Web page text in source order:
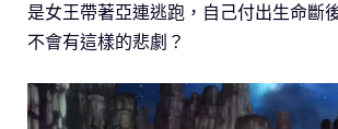
是女王帶著亞連逃跑，自己付出生命斷
不會有這樣的悲劇？